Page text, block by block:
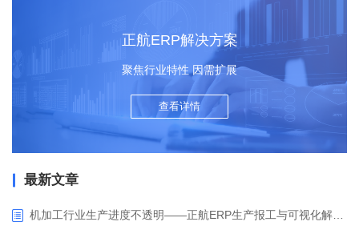
正航ERP解决方案
聚焦行业特性 因需扩展
查看详情
最新文章